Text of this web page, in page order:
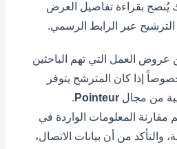
يُنصح بقراءة تفاصيل العرض
عبر الرابط الرسمي.
العمل التي تهم الباحثين
إذا كان المترشح يتوفر
من مجال Pointeur
.
مقارنة المعلومات الواردة في
والتأكد من أن بيانات الاتصال،